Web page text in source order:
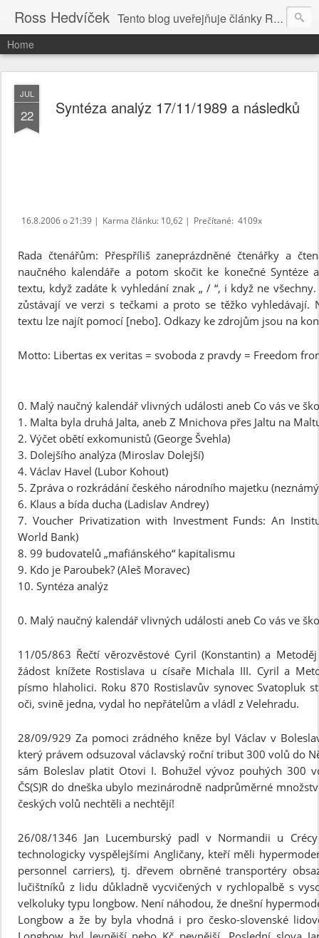
Ross Hedvíček Tento blog uveřejňuje články Ross Hedvíčka v češtině (pokud budu mit naladu) - s editacni pomoci Ludvika Dedika.
Home
JUL
22 Syntéza analýz 17/11/1989 a následků
16.8.2006 o 21:39 | Karma článku: 10,62 | Prečítané: 4109x
Rada čtenářům: Přespříliš zaneprázdněné čtenářky a
naučného kalendáře a potom skočit ke konečné Syntéze
textu, když zadáte k vyhledání znak „ / “, i když ne
zůstávají ve verzi s tečkami a proto se těžko vyhledávají.
textu lze najít pomocí [nebo]. Odkazy ke zdrojům jsou na
Motto: Libertas ex veritas = svoboda z pravdy = Freedom
0. Malý naučný kalendář vlivných události aneb Co vás ve
1. Malta byla druhá Jalta, aneb Z Mnichova přes Jaltu na
2. Výčet obětí exkomunistů (George Švehla)
3. Dolejšího analýza (Miroslav Dolejší)
4. Václav Havel (Lubor Kohout)
5. Zpráva o rozkrádání českého národního majetku
6. Klaus a bída ducha (Ladislav Andrey)
7. Voucher Privatization with Investment Funds: An
World Bank)
8. 99 budovatelů „mafiánského“ kapitalismu
9. Kdo je Paroubek? (Aleš Moravec)
10. Syntéza analýz
0. Malý naučný kalendář vlivných události aneb Co vás ve
11/05/863 Řečtí věrozvěstové Cyril (Konstantin) a
žádost knížete Rostislava u císaře Michala III. Cyril a
písmo hlaholici. Roku 870 Rostislavův synovec Svatopluk
oči, svině jedna, vydal ho nepřátelům a vládl z Velehradu.
28/09/929 Za pomoci zrádného kněze byl Václav v
který právem odsuzoval václavský roční tribut 300 volů do
sám Boleslav platit Otovi I. Bohužel vývoz pouhých 300
ČS(S)R do dneška ubylo mezinárodně nadprůměrné
českých volů nechtěli a nechtějí!
26/08/1346 Jan Lucemburský padl v Normandii u
technologicky vyspělejšími Angličany, kteří měli
personnel carriers), tj. dřevem obrněné transportéry
lučištníků z lidu důkladně vycvičených v rychlopalbě s
velkoluky typu longbow. Není náhodou, že dnešní
Longbow a že by byla vhodná i pro česko-slovenské